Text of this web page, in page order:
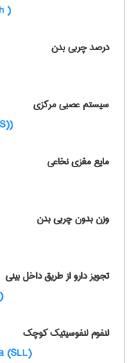
( baby teeth ) deciduous teeth
درصد چربی بدن
سیستم عصبی مرکزی
(Central nervous system (CNS)
مایع مغزی نخاعی
وزن بدون چربی بدن
تجویز دارو از طریق داخل بینی
(Medication via intranasal (IN
لنفوم لنفوسیتیک کوچک
(Small lymphocytic lymphoma (SLL